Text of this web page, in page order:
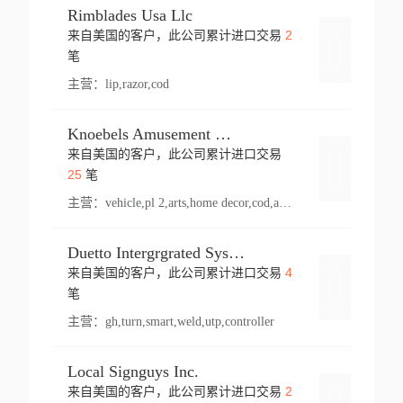
Rimblades Usa Llc
来自美国的客户，此公司累计进口交易 2
笔
主营： lip,razor,cod
Knoebels Amusement Resort
来自美国的客户，此公司累计进口交易
25笔
主营： vehicle,pl 2,arts,home decor,cod,amusement ride,sea
Duetto Intergrgrated Systems Inc.
来自美国的客户，此公司累计进口交易 4
笔
主营： gh,turn,smart,weld,utp,controller
Local Signguys Inc.
来自美国的客户，此公司累计进口交易 2